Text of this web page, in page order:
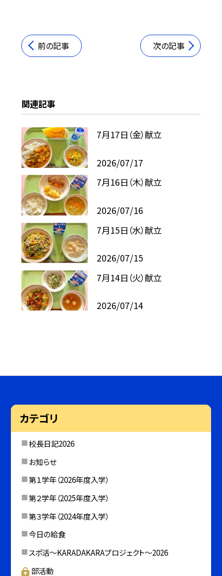
前の記事 次の記事
関連記事
7月17日（金）献立
2026/07/17
7月16日（木）献立
2026/07/16
7月15日（水）献立
2026/07/15
7月14日（火）献立
2026/07/14
カテゴリ
校長日記2026
お知らせ
第１学年（2026年度入学）
第２学年（2025年度入学）
第３学年（2024年度入学）
今日の給食
スポ活～KARADAKARAプロジェクト～2026
部活動